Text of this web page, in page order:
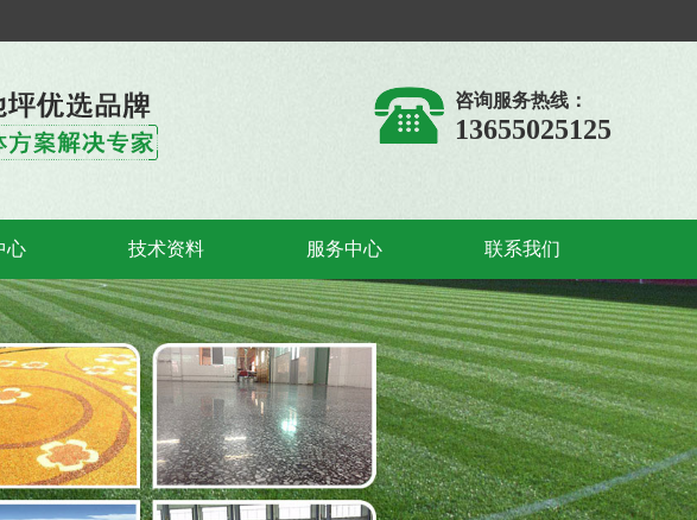
咨询服务热线：
13655025125
心 技术资料 服务中心 联系我们